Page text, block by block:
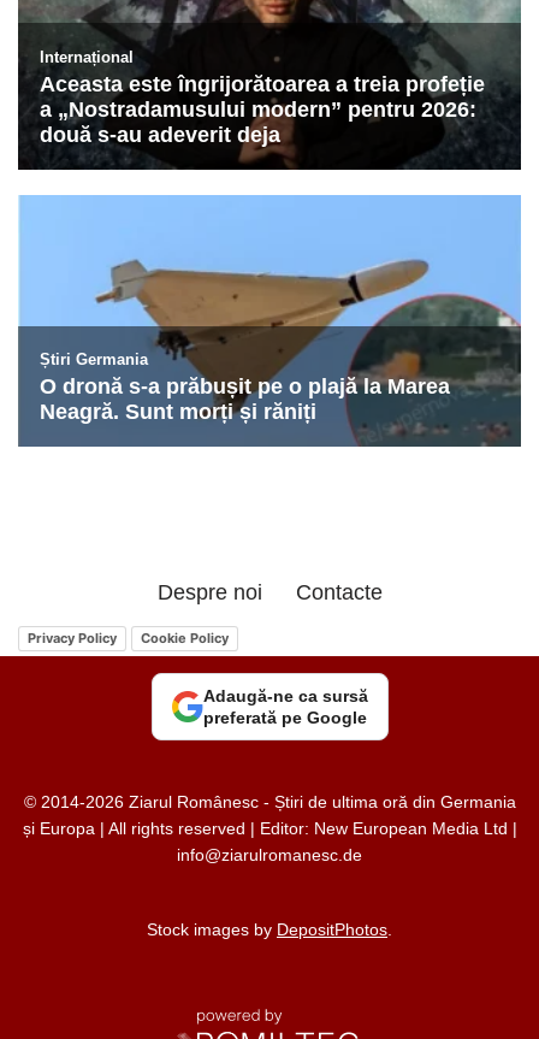
Despre noi Contacte
Privacy Policy Cookie Policy
Adaugă-ne ca sursă
preferată pe Google
© 2014-2026 Ziarul Românesc - Știri de ultima oră din Germania
și Europa | All rights reserved | Editor: New European Media Ltd |
info@ziarulromanesc.de
Stock images by DepositPhotos